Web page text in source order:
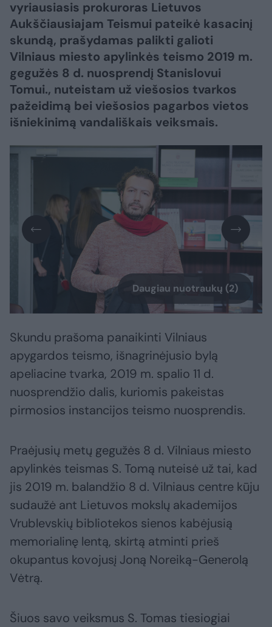
vyriausiasis prokuroras Lietuvos
Aukščiausiajam Teismui pateikė kasacinį
skundą, prašydamas palikti galioti
Vilniaus miesto apylinkės teismo 2019 m.
gegužės 8 d. nuosprendį Stanislovui
Tomui., nuteistam už viešosios tvarkos
pažeidimą bei viešosios pagarbos vietos
išniekinimą vandališkais veiksmais.
Daugiau nuotraukų (2)
Skundu prašoma panaikinti Vilniaus
apygardos teismo, išnagrinėjusio bylą
apeliacine tvarka, 2019 m. spalio 11 d.
nuosprendžio dalis, kuriomis pakeistas
pirmosios instancijos teismo nuosprendis.
Praėjusių metų gegužės 8 d. Vilniaus miesto
apylinkės teismas S. Tomą nuteisė už tai, kad
jis 2019 m. balandžio 8 d. Vilniaus centre kūju
sudaužė ant Lietuvos mokslų akademijos
Vrublevskių bibliotekos sienos kabėjusią
memorialinę lentą, skirtą atminti prieš
okupantus kovojusį Joną Noreiką-Generolą
Vėtrą.
Šiuos savo veiksmus S. Tomas tiesiogiai